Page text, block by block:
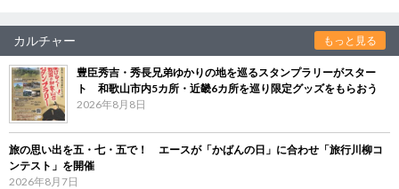
カルチャー もっと見る
豊臣秀吉・秀長兄弟ゆかりの地を巡るスタンプラリーがスター
ト 和歌山市内5カ所・近畿6カ所を巡り限定グッズをもらおう
2026年8月8日
旅の思い出を五・七・五で！ エースが「かばんの日」に合わせ「旅行川柳コ
ンテスト」を開催
2026年8月7日